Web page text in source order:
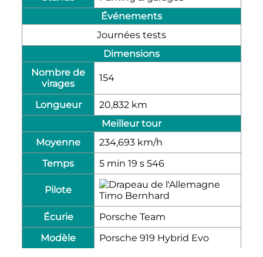
Événements
Journées tests
Dimensions
Nombre de
virages
154
Longueur
20,832 km
Meilleur tour
Moyenne
234,693 km/h
Temps
5 min 19 s 546
Pilote
Timo Bernhard
Écurie
Porsche Team
Modèle
Porsche 919 Hybrid Evo